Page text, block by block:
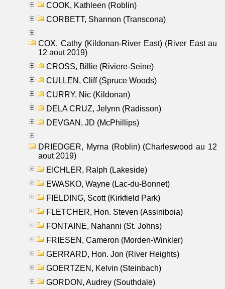
COOK, Kathleen (Roblin)
CORBETT, Shannon (Transcona)
COX, Cathy (Kildonan-River East) (River East au
12 aout 2019)
CROSS, Billie (Riviere-Seine)
CULLEN, Cliff (Spruce Woods)
CURRY, Nic (Kildonan)
DELA CRUZ, Jelynn (Radisson)
DEVGAN, JD (McPhillips)
DRIEDGER, Myrna (Roblin) (Charleswood au 12
aout 2019)
EICHLER, Ralph (Lakeside)
EWASKO, Wayne (Lac-du-Bonnet)
FIELDING, Scott (Kirkfield Park)
FLETCHER, Hon. Steven (Assiniboia)
FONTAINE, Nahanni (St. Johns)
FRIESEN, Cameron (Morden-Winkler)
GERRARD, Hon. Jon (River Heights)
GOERTZEN, Kelvin (Steinbach)
GORDON, Audrey (Southdale)